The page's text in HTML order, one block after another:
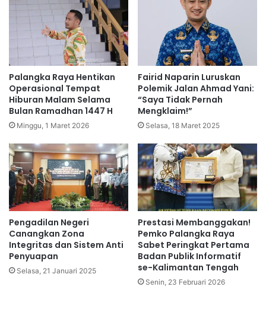
Palangka Raya Hentikan
Operasional Tempat
Hiburan Malam Selama
Bulan Ramadhan 1447 H
Minggu, 1 Maret 2026
Fairid Naparin Luruskan
Polemik Jalan Ahmad Yani:
“Saya Tidak Pernah
Mengklaim!”
Selasa, 18 Maret 2025
Pengadilan Negeri
Canangkan Zona
Integritas dan Sistem Anti
Penyuapan
Selasa, 21 Januari 2025
Prestasi Membanggakan!
Pemko Palangka Raya
Sabet Peringkat Pertama
Badan Publik Informatif
se-Kalimantan Tengah
Senin, 23 Februari 2026